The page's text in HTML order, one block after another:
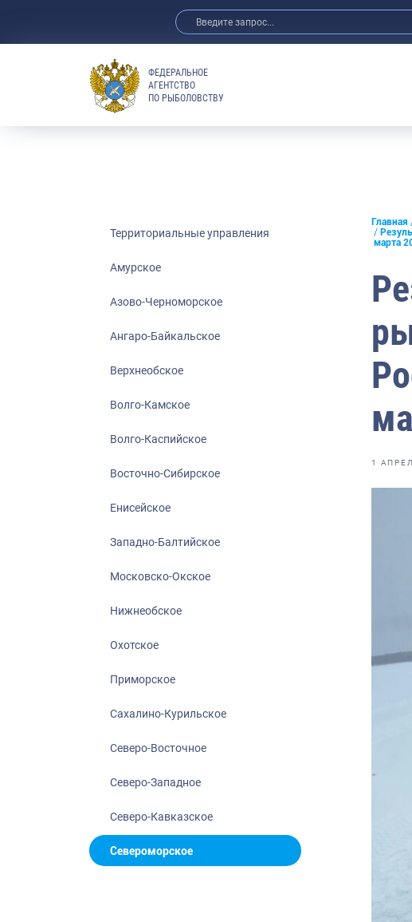
Азово-Черноморское
Волго-Каспийское
Московско-Окское
Северо-Восточное
Северо-Западное
ФЕДЕРАЛЬНОЕ
АГЕНТСТВО
ПО РЫБОЛОВСТВУ
Территориальные управления
Амурское
Азово-Черноморское
Ангаро-Байкальское
Верхнеобское
Волго-Камское
Волго-Каспийское
Восточно-Сибирское
Енисейское
Западно-Балтийское
Московско-Окское
Нижнеобское
Охотское
Приморское
Сахалино-Курильское
Северо-Восточное
Северо-Западное
Северо-Кавказское
Североморское
Главная
марта
1